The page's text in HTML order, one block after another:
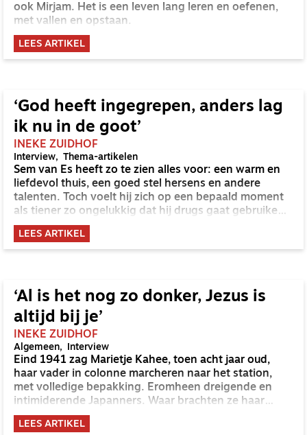
ook Mirjam. Het is een leven lang leren en oefenen,
met vallen en opstaan.
LEES ARTIKEL
‘God heeft ingegrepen, anders lag
ik nu in de goot’
INEKE ZUIDHOF
Interview Thema-artikelen
Sem van Es heeft zo te zien alles voor: een warm en
liefdevol thuis, een goed stel hersens en andere
talenten. Toch voelt hij zich op een bepaald moment
als tiener zo ongelukkig dat hij drugs gaat gebruiken
en steeds dieper die wereld in wordt getrokken.
LEES ARTIKEL
‘Al is het nog zo donker, Jezus is
altijd bij je’
INEKE ZUIDHOF
Algemeen Interview
Eind 1941 zag Marietje Kahee, toen acht jaar oud,
haar vader in colonne marcheren naar het station,
met volledige bepakking. Eromheen dreigende en
intimiderende Japanners. Waar brachten ze haar
vader heen, komt hij ooit weer terug? Zes jaar lang
heeft ze niet geweten of hij nog leefde.
LEES ARTIKEL